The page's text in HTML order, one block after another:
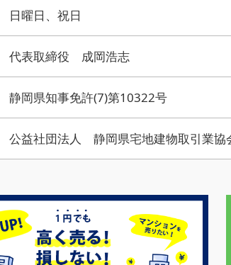
日曜日、祝日
代表取締役 成岡浩志
静岡県知事免許(7)第10322号
公益社団法人 静岡県宅地建物取引業協